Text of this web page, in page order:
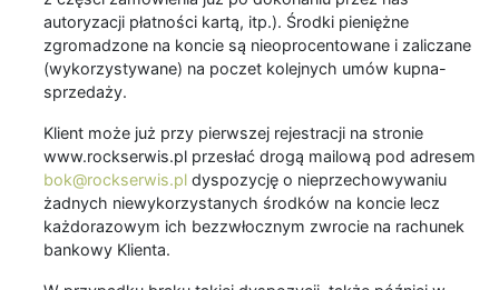
autoryzacji płatności kartą, itp.). Środki pieniężne
zgromadzone na koncie są nieoprocentowane i zaliczane
(wykorzystywane) na poczet kolejnych umów kupna-
sprzedaży.
Klient może już przy pierwszej rejestracji na stronie
www.rockserwis.pl przesłać drogą mailową pod adresem
bok@rockserwis.pl dyspozycję o nieprzechowywaniu
żadnych niewykorzystanych środków na koncie lecz
każdorazowym ich bezzwłocznym zwrocie na rachunek
bankowy Klienta.